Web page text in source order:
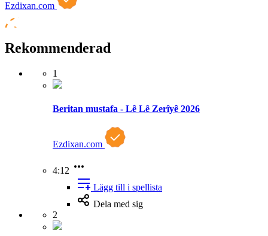
Ezdixan.com
Rekommenderad
1
Beritan mustafa - Lê Lê Zerîyê 2026
Ezdixan.com
4:12
Lägg till i spellista
Dela med sig
2